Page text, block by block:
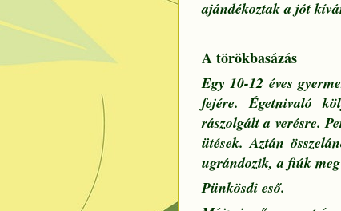
ajándékoztak a jót
A törökbasázás
Egy 10-12 éves
fejére. Égetnivaló
rászolgált a verésre.
ütések. Aztán
ugrándozik, a fiúk
Pünkösdi eső.